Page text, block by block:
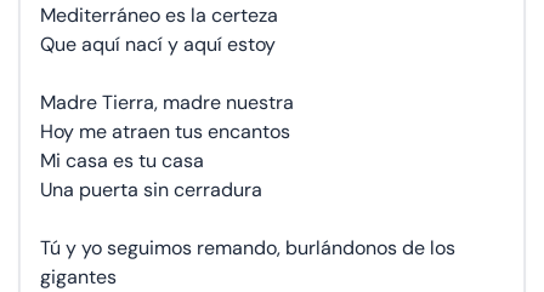
Mediterráneo es la certeza
Que aquí nací y aquí estoy
Madre Tierra, madre nuestra
Hoy me atraen tus encantos
Mi casa es tu casa
Una puerta sin cerradura
Tú y yo seguimos remando, burlándonos de los
gigantes